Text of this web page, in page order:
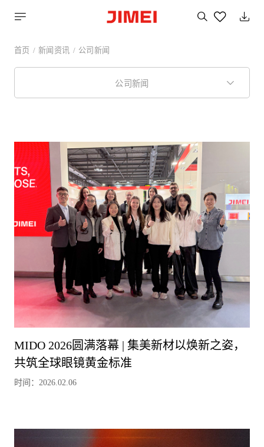
搜
索
首页 新闻资讯 公司新闻
公司新闻
MIDO 2026圆满落幕 | 集美新材以焕新之姿，
共筑全球眼镜黄金标准
时间：2026.02.06